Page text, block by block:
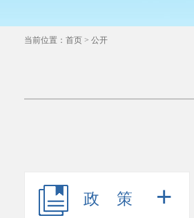
当前位置： 首页 > 公开
政策 +